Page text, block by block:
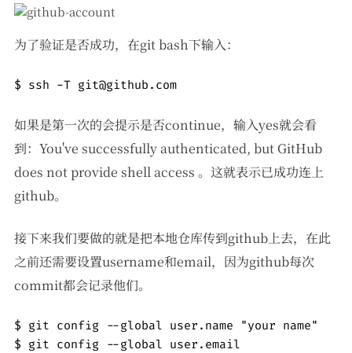
为了验证是否成功，在git bash下输入：
$ ssh -T git@github.com
如果是第一次的会提示是否continue，输入yes就会看
到：You've successfully authenticated, but GitHub
does not provide shell access 。这就表示已成功连上
github。
接下来我们要做的就是把本地仓库传到github上去，在此
之前还需要设置username和email，因为github每次
commit都会记录他们。
$ git config --global user.name "your name"
$ git config --global user.email